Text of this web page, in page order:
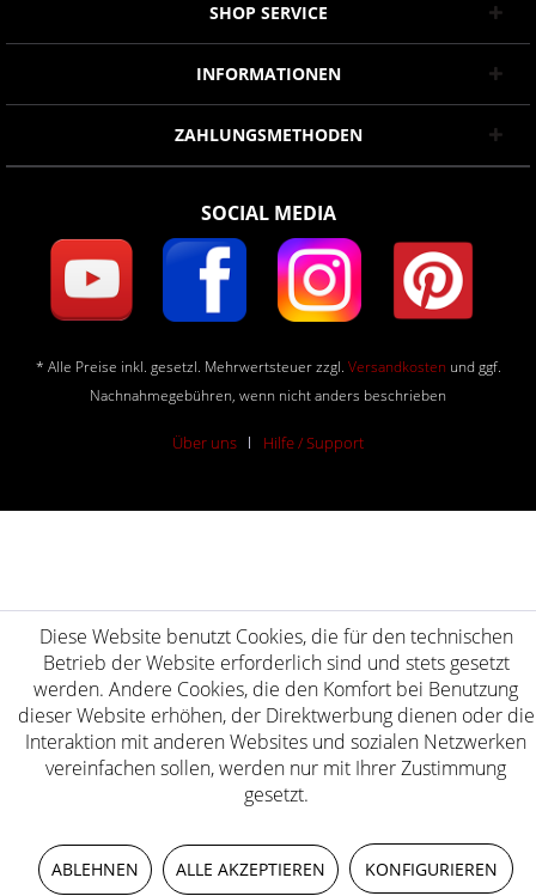
SHOP SERVICE
INFORMATIONEN
ZAHLUNGSMETHODEN
SOCIAL MEDIA
* Alle Preise inkl. gesetzl. Mehrwertsteuer zzgl. Versandkosten und ggf.
Nachnahmegebühren, wenn nicht anders beschrieben
Über uns Hilfe / Support
Diese Website benutzt Cookies, die für den technischen
Betrieb der Website erforderlich sind und stets gesetzt
werden. Andere Cookies, die den Komfort bei Benutzung
dieser Website erhöhen, der Direktwerbung dienen oder die
Interaktion mit anderen Websites und sozialen Netzwerken
vereinfachen sollen, werden nur mit Ihrer Zustimmung
gesetzt.
ABLEHNEN ALLE AKZEPTIEREN KONFIGURIEREN